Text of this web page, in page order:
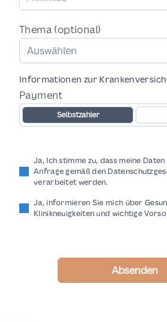
Thema (optional)
Auswählen
Informationen zur
Payment
Selbstzahler
Ja, Ich stimme zu, dass meine
Anfrage gemäß den
verarbeitet werden.
Ja, informieren Sie mich über
Klinikneuigkeiten und wichtige
Absenden